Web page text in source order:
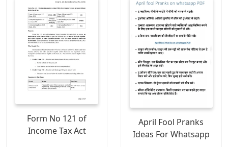
Form No 121 of
Income Tax Act
April Fool Pranks
Ideas For Whatsapp